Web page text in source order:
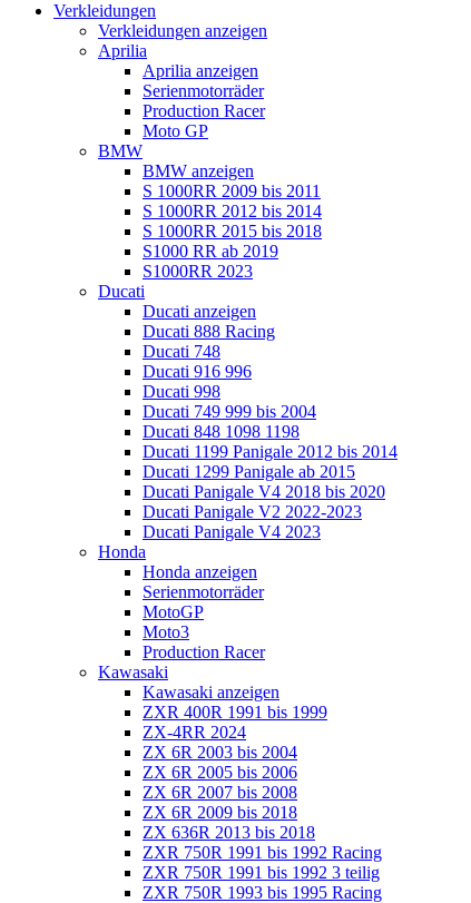
Verkleidungen
Verkleidungen anzeigen
Aprilia
Aprilia anzeigen
Serienmotorräder
Production Racer
Moto GP
BMW
BMW anzeigen
S 1000RR 2009 bis 2011
S 1000RR 2012 bis 2014
S 1000RR 2015 bis 2018
S1000 RR ab 2019
S1000RR 2023
Ducati
Ducati anzeigen
Ducati 888 Racing
Ducati 748
Ducati 916 996
Ducati 998
Ducati 749 999 bis 2004
Ducati 848 1098 1198
Ducati 1199 Panigale 2012 bis 2014
Ducati 1299 Panigale ab 2015
Ducati Panigale V4 2018 bis 2020
Ducati Panigale V2 2022-2023
Ducati Panigale V4 2023
Honda
Honda anzeigen
Serienmotorräder
MotoGP
Moto3
Production Racer
Kawasaki
Kawasaki anzeigen
ZXR 400R 1991 bis 1999
ZX-4RR 2024
ZX 6R 2003 bis 2004
ZX 6R 2005 bis 2006
ZX 6R 2007 bis 2008
ZX 6R 2009 bis 2018
ZX 636R 2013 bis 2018
ZXR 750R 1991 bis 1992 Racing
ZXR 750R 1991 bis 1992 3 teilig
ZXR 750R 1993 bis 1995 Racing